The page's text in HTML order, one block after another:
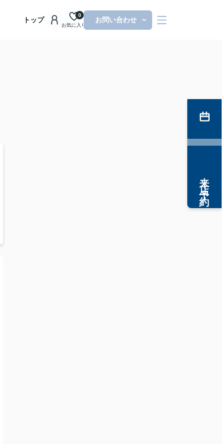
トップ
お気に入り
0
お問い合わせ
来店予約